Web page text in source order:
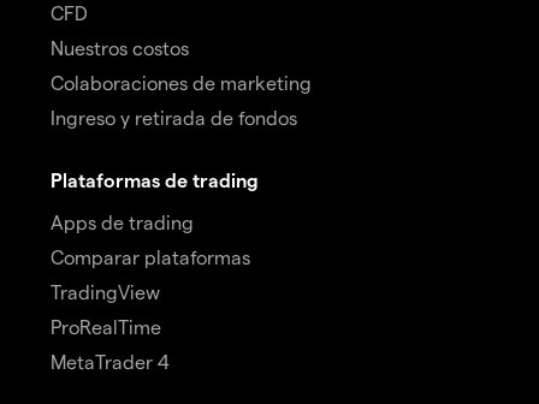
CFD
Nuestros costos
Colaboraciones de marketing
Ingreso y retirada de fondos
Plataformas de trading
Apps de trading
Comparar plataformas
TradingView
ProRealTime
MetaTrader 4